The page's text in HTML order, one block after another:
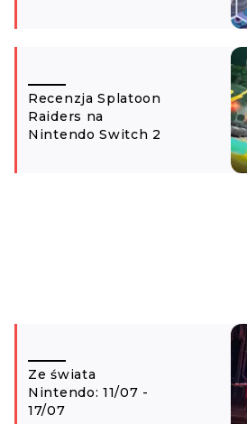
Recenzja Splatoon
Raiders na
Nintendo Switch 2
Ze świata
Nintendo: 11/07 -
17/07